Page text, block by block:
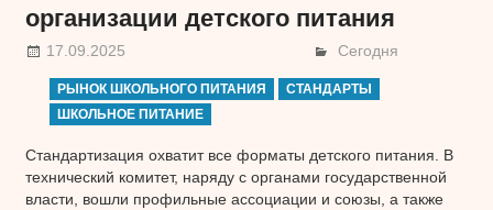
организации детского питания
17.09.2025 Сегодня
РЫНОК ШКОЛЬНОГО ПИТАНИЯ
СТАНДАРТЫ
ШКОЛЬНОЕ ПИТАНИЕ
Стандартизация охватит все форматы детского питания. В
технический комитет, наряду с органами государственной
власти, вошли профильные ассоциации и союзы, а также